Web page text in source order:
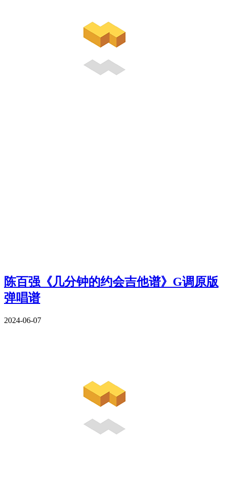
陈百强《几分钟的约会吉他谱》G调原版
弹唱谱
2024-06-07